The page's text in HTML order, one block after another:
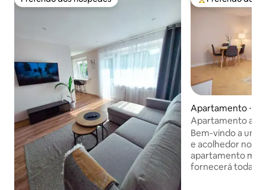
Preferido dos hóspedes Entre os
Apartamento ⋅
Apartamento
Šiauliai | Ao lado
Bem-vindo a um
e acolhedor no
apartamento
fornecerá todas